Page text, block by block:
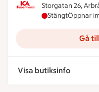
Storgatan 26,
ICAStängtÖppnar
Gå
Visa butiksinfo